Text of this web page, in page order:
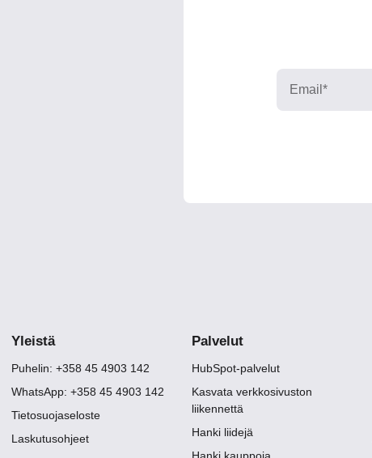
Yleistä
Puhelin: +358 45 4903 142
WhatsApp: +358 45 4903 142
Tietosuojaseloste
Laskutusohjeet
Palvelut
HubSpot-palvelut
Kasvata verkkosivuston
liikennettä
Hanki liidejä